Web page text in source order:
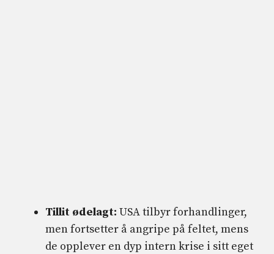
Tillit ødelagt: USA tilbyr forhandlinger,
men fortsetter å angripe på feltet, mens
de opplever en dyp intern krise i sitt eget